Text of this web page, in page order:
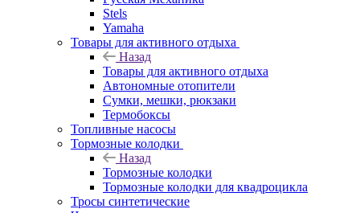
Stels
Yamaha
Товары для активного отдыха
Назад
Товары для активного отдыха
Автономные отопители
Сумки, мешки, рюкзаки
Термобоксы
Топливные насосы
Тормозные колодки
Назад
Тормозные колодки
Тормозные колодки для квадроцикла
Тросы синтетические